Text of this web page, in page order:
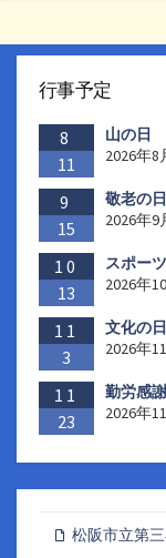
行事予定
8
11
山の日
2026年8
9
15
敬老の日
2026年9
10
13
スポー
2026年
11
3
文化の日
2026年
11
23
勤労感
2026年
松阪市立第